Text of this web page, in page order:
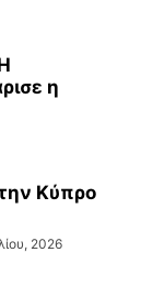
η
Κύπρο
2026